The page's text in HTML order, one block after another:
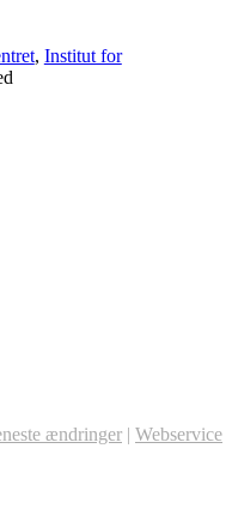
, Institut for
ændringer | Webservice